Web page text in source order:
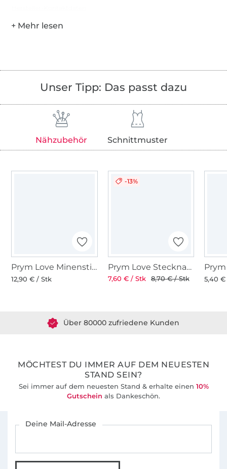
Unser Tipp: Das passt dazu
Nähzubehör Schnittmuster
Prym Love Minenstift, pink
12,90 € / Stk
-13%
Prym Love Stecknadeln 50 Stck.
7,60 € / Stk 8,70 € / Stk 5,40
Über 80000 zufriedene Kunden
MÖCHTEST DU IMMER AUF DEM NEUESTEN
STAND SEIN?
Sei immer auf dem neuesten Stand & erhalte einen 10%
Gutschein als Dankeschön.
Deine Mail-Adresse